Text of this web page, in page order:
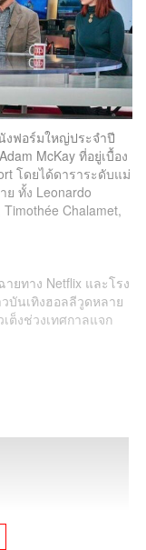
งฟอร์มใหญ่ประจำปี
McKay ที่อยู่เบื้อง
โดยได้ดาราระดับแม่
ย ทั้ง Leonardo
Chalamet,
ายทาง Netflix และโรง
บันเทิงฮอลลีวูดหลาย
ต็งช่วงเทศกาลแจก